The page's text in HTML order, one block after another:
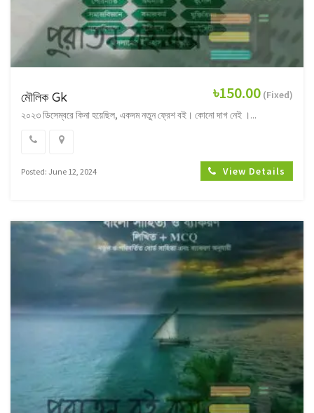
৳150.00 (Fixed)
মৌলিক Gk
২০২৩ ডিসেম্বরে কিনা হয়েছিল, একদম নতুন ফ্রেশ বই। কোনো দাগ নেই ।...
Posted: June 12, 2024 View Details